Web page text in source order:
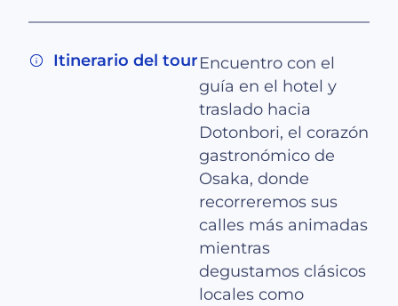
Itinerario del tourEncuentro con el
guía en el hotel y
traslado hacia
Dotonbori, el corazón
gastronómico de
Osaka, donde
recorreremos sus
calles más animadas
mientras
degustamos clásicos
locales como